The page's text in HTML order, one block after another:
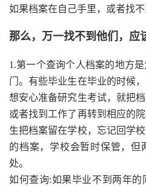
如果档案在自己手里，或者找不
那么，万一找不到他们，应
1.第一个查询个人档案的地方
门。有些毕业生在毕业的时候
想安心准备研究生考试，就把
或者找到工作了再转到相应的
生把档案留在学校，忘记回学
的档案，学校会暂时保管，但
处。
如何查询:如果毕业不到两年